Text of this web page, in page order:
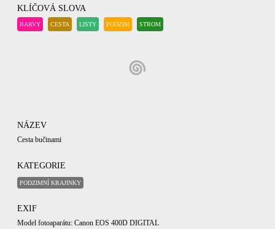
KLÍČOVÁ SLOVA
BARVY CESTA LISTY PODZIM STROM
NÁZEV
Cesta bučinami
KATEGORIE
PODZIMNÍ KRAJINKY
EXIF
Model fotoaparátu: Canon EOS 400D DIGITAL